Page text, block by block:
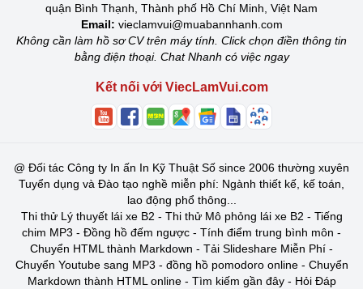
quận Bình Thạnh, Thành phố Hồ Chí Minh, Việt Nam
Email: vieclamvui@muabannhanh.com
Không cần làm hồ sơ CV trên máy tính. Click chọn điền thông tin
bằng điện thoại. Chat Nhanh có việc ngay
Kết nối với ViecLamVui.com
@ Đối tác Công ty In ấn In Kỹ Thuật Số since 2006 thường xuyên
Tuyển dụng và Đào tạo nghề miễn phí: Ngành thiết kế, kế toán,
lao động phổ thông...
Thi thử Lý thuyết lái xe B2 - Thi thử Mô phỏng lái xe B2 - Tiếng
chim MP3 - Đồng hồ đếm ngược - Tính điểm trung bình môn -
Chuyển HTML thành Markdown - Tải Slideshare Miễn Phí -
Chuyển Youtube sang MP3 - đồng hồ pomodoro online- Chuyển
Markdown thành HTML online- Tìm kiếm gần đây- Hỏi Đáp